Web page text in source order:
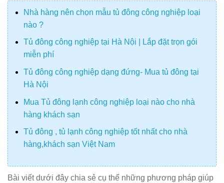
Nhà hàng nên chọn mẫu tủ đông công nghiệp loại
nào ?
Tủ đông công nghiệp tại Hà Nội | Lắp đặt trọn gói
miễn phí
Tủ đông công nghiệp dạng đứng- Mua tủ đông tại
Hà Nội
Mua Tủ đông lạnh công nghiệp loại nào cho nhà
hàng khách sạn
Tủ đông , tủ lạnh công nghiệp tốt nhất cho nhà
hàng,khách sạn Việt Nam
Bài viết dưới đây chia sẻ cụ thể những phương pháp giúp